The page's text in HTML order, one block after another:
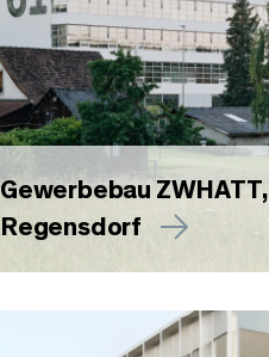
Gewerbebau ZWHATT,
Regensdorf